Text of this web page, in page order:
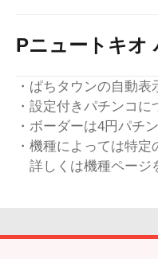
Pニュートキオ
・ぱちタウンの自動
・設定付きパチンコ
・ボーダーは4円パチ
・機種によっては特
詳しくは機種ページ